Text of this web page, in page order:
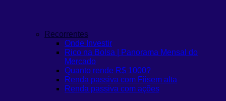
Recorrentes
Onde Investir
Rico na Bolsa | Panorama Mensal do
Mercado
Quanto rende R$ 1000?
Renda passiva com Fiisem alta
Renda passiva com ações